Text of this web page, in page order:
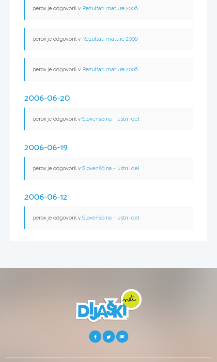
perox je odgovoril v Rezultati mature 2006
perox je odgovoril v Rezultati mature 2006
perox je odgovoril v Rezultati mature 2006
2006-06-20
perox je odgovoril v Slovenščina - ustni del
2006-06-19
perox je odgovoril v Slovenščina - ustni del
2006-06-12
perox je odgovoril v Slovenščina - ustni del